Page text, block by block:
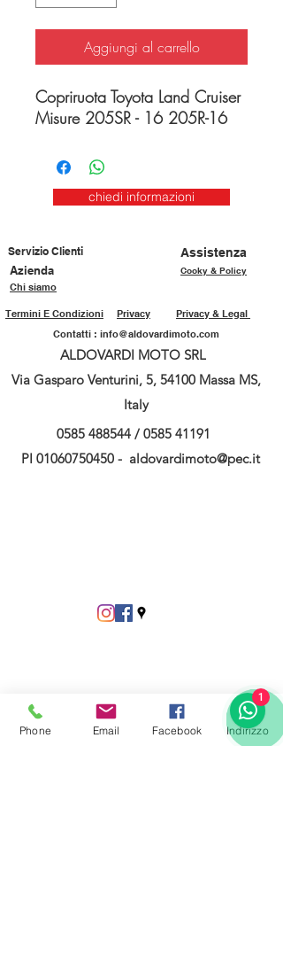
Aggiungi al carrello
Copriruota Toyota Land Cruiser
Misure 205SR - 16 205R-16
chiedi informazioni
Servizio Clienti
Assistenza
Azienda
Cooky & Policy
Chi siamo
Privacy & Legal
Privacy
Termini E Condizioni
Contatti : info@aldovardimoto.com
ALDOVARDI MOTO SRL
Via Gasparo Venturini, 5, 54100 Massa MS,
Italy
0585 488544 / 0585 41191
PI 01060750450 - aldovardimoto@pec.it
Phone Email Facebook Indirizzo
1